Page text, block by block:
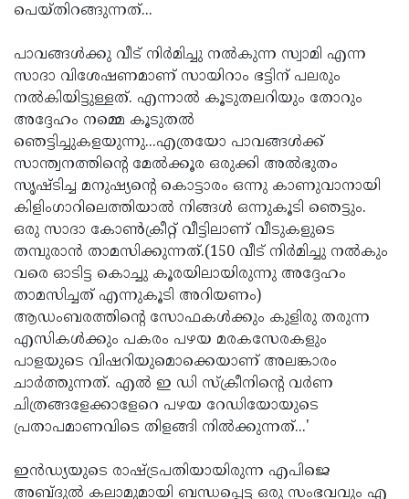
പെയ്തിറങ്ങുന്നത്...
പാവങ്ങള്‍ക്കു വീട് നിര്‍മിച്ചു നല്‍കുന്ന സ്വാമി എന്ന
സാദാ വിശേഷണമാണ് സായിറാം ഭട്ടിന് പലരും
നല്‍കിയിട്ടുള്ളത്. എന്നാല്‍ കൂടുതലറിയും തോറും
അദ്ദേഹം നമ്മെ കൂടുതല്‍
ഞെട്ടിച്ചുകളയുന്നു...എത്രയോ പാവങ്ങള്‍ക്ക്
സാന്ത്വനത്തിന്റെ മേല്‍ക്കൂര ഒരുക്കി അല്‍ഭുതം
സൃഷ്ടിച്ച മനുഷ്യന്റെ കൊട്ടാരം ഒന്നു കാണുവാനായി
കിളിംഗാറിലെത്തിയാല്‍ നിങ്ങള്‍ ഒന്നുകൂടി ഞെട്ടും.
ഒരു സാദാ കോണ്‍ക്രീറ്റ് വീട്ടിലാണ് വീടുകളുടെ
തമ്പുരാന്‍ താമസിക്കുന്നത്.(150 വീട് നിര്‍മിച്ചു നല്‍കും
വരെ ഓടിട്ട കൊച്ചു കൂരയിലായിരുന്നു അദ്ദേഹം
താമസിച്ചത് എന്നുകൂടി അറിയണം)
ആഡംബരത്തിന്റെ സോഫകള്‍ക്കും കുളിരു തരുന്ന
എസികള്‍ക്കും പകരം പഴയ മരകസേരകളും
പാളയുടെ വിഷറിയുമൊക്കെയാണ് അലങ്കാരം
ചാര്‍ത്തുന്നത്. എല്‍ ഇ ഡി സ്‌ക്രീനിന്റെ വര്‍ണ
ചിത്രങ്ങളേക്കാളേറെ പഴയ റേഡിയോയുടെ
പ്രതാപമാണവിടെ തിളങ്ങി നില്‍ക്കുന്നത്...'
ഇൻഡ്യയുടെ രാഷ്ട്രപതിയായിരുന്ന എപിജെ
അബ്ദുല്‍ കലാമുമായി ബന്ധപ്പെട്ട ഒരു സംഭവവും എ